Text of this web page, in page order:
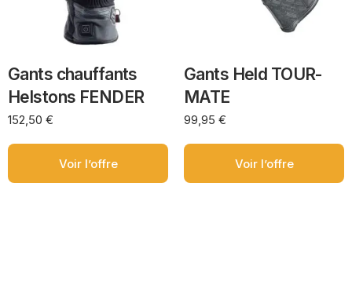
Gants chauffants
Helstons FENDER
152,50 €
Voir l’offre
Gants Held TOUR-
MATE
99,95 €
Voir l’offre